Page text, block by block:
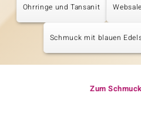
Ohrringe und Tansanit Websale
Schmuck mit blauen
Zum